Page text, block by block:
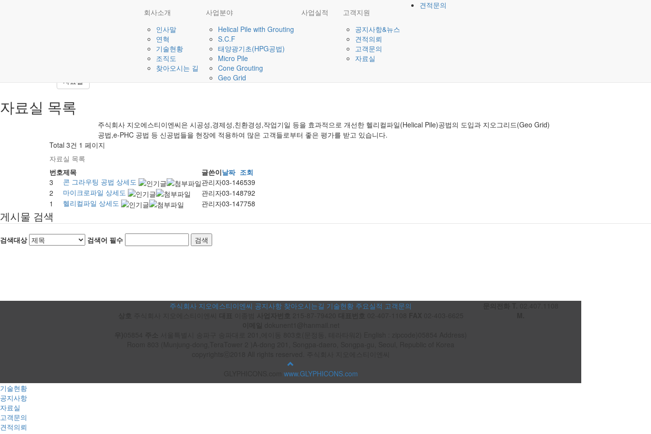
회사소개
인사말
연혁
기술현황
조직도
찾아오시는 길
사업분야
Helical Pile with Grouting
S.C.F
태양광기초(HPG공법)
Micro Pile
Cone Grouting
Geo Grid
사업실적
고객지원
공지사항&뉴스
견적의뢰
고객문의
자료실
견적문의
건설의 글로벌 스탠다드– 주식회사 지오에스티이엔씨
우리는 "우리의 기술이 세계의 표준이 되는 일"을 소망합니다.
자료실
자료실 목록
주식회사 지오에스티이엔씨은 시공성,경제성,친환경성,작업기일 등을 효과적으로 개선한 헬리컬파일(Helical Pile)공법의 도입과 지오그리드(Geo Grid)
공법,e-PHC 공법 등 신공법들을 현장에 적용하여 많은 고객들로부터 좋은 평가를 받고 있습니다.
Total 3건 1 페이지
자료실 목록
번호제목 글쓴이날짜 조회
3
콘 그라우팅 공법 상세도 관리자03-146539
2
마이크로파일 상세도 관리자03-148792
1
헬리컬파일 상세도 관리자03-147758
게시물 검색
검색대상 검색어 필수
주식회사 지오에스티이엔씨 공지사항 찾아오시는길 기술현황 주요실적 고객문의
www.GLYPHICONS.com
기술현황
공지사항
자료실
고객문의
견적의뢰